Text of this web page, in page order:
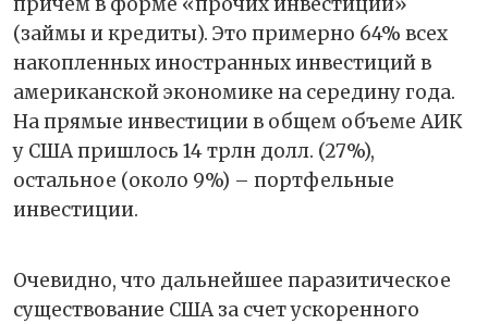
(займы и кредиты). Это примерно 64% всех
накопленных иностранных инвестиций в
американской экономике на середину года.
На прямые инвестиции в общем объеме АИК
у США пришлось 14 трлн долл. (27%),
остальное (около 9%) – портфельные
инвестиции.
Очевидно, что дальнейшее паразитическое
существование США за счет ускоренного